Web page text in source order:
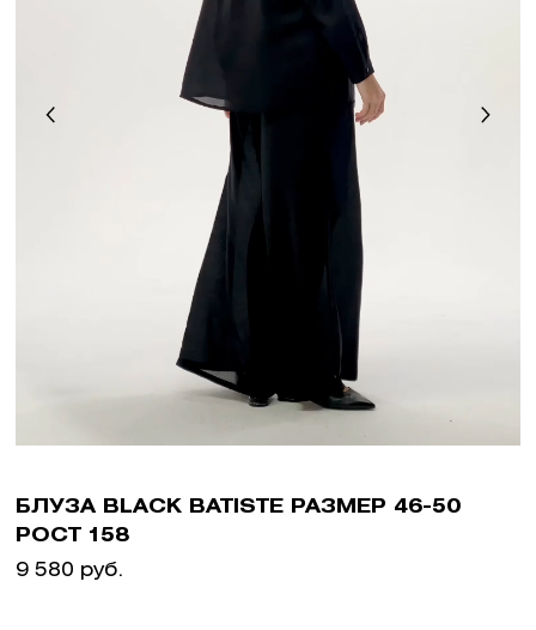
БЛУЗА BLACK BATISTE РАЗМЕР 46-50
РОСТ 158
9 580 руб.